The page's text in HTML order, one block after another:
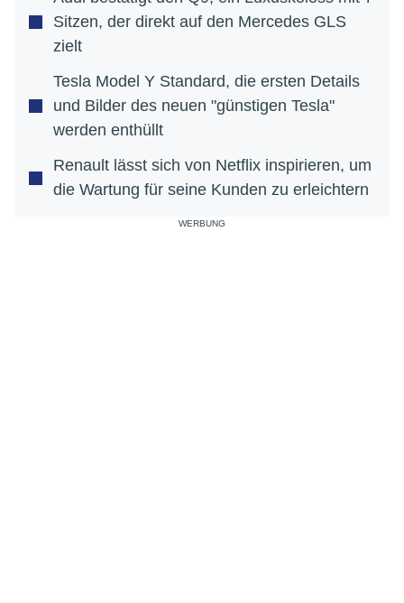
Sitzen, der direkt auf den Mercedes GLS
zielt
Tesla Model Y Standard, die ersten Details
und Bilder des neuen "günstigen Tesla"
werden enthüllt
Renault lässt sich von Netflix inspirieren, um
die Wartung für seine Kunden zu erleichtern